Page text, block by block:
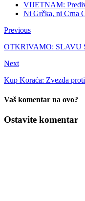
VIJETNAM:
Ni Grčka, ni Crna
Previous
OTKRIVAMO: SLAVU
Next
Kup Koraća: Zvezda
Vaš komentar na ovo?
Ostavite komentar